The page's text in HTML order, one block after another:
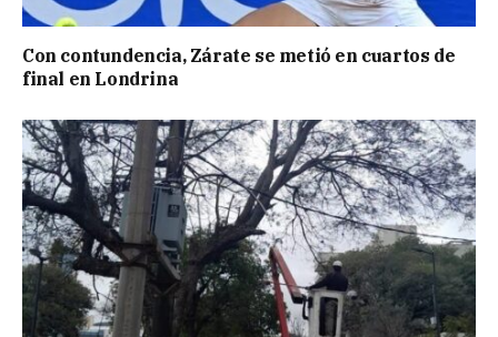
Con contundencia, Zárate se metió en cuartos de
final en Londrina